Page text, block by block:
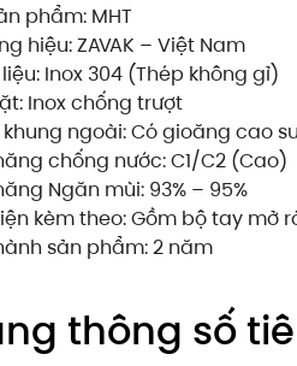
phẩm: MHT
hiệu: ZAVAK – Việt Nam
Inox 304 (Thép không gỉ)
Inox chống trượt
khung ngoài: Có gioăng cao su
chống nước: C1/C2 (Cao)
Ngăn mùi: 93% – 95%
kèm theo: Gồm bộ tay mở
sản phẩm: 2 năm
thông số